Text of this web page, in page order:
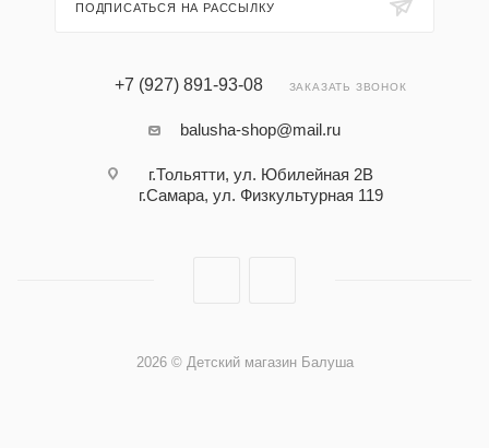
ПОДПИСАТЬСЯ НА РАССЫЛКУ
+7 (927) 891-93-08 ЗАКАЗАТЬ ЗВОНОК
balusha-shop@mail.ru
г.Тольятти, ул. Юбилейная 2В
г.Самара, ул. Физкультурная 119
2026 © Детский магазин Балуша